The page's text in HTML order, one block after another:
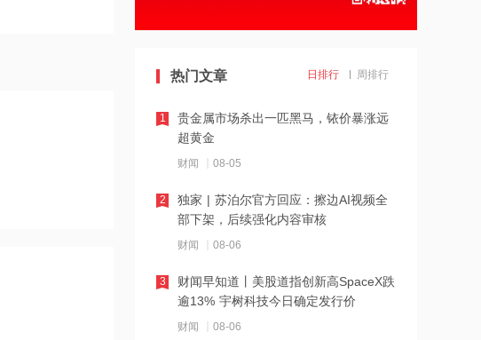
浙江世宝：拟定增募资不超13.94亿元
用于汽车线控转向系统等项目
20:08
目前光器件市场供需是否仍紧张？长芯
博创：受益于算力需求增长带动，公司
20:07
迅策与天合光能旗下天合算力签署战略
合作备忘
20:06
寒武纪上半年净利同比增超122%，完成
DeepSeek、Qwen、MiniMax等主流开
热门文章 日排行 周排行
贵金属市场杀出一匹黑马，铱价暴涨远
超黄金
财闻 08-05
1
独家 | 苏泊尔官方回应：擦边AI视频全
部下架，后续强化内容审核
财闻 08-06
2
财闻早知道丨美股道指创新高SpaceX跌
逾13% 宇树科技今日确定发行价
财闻 08-06
3